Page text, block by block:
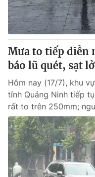
Mưa to tiếp diễn
báo lũ quét, sạt lở
Hôm nay (17/7), khu
tỉnh Quảng Ninh tiếp
rất to trên 250mm;